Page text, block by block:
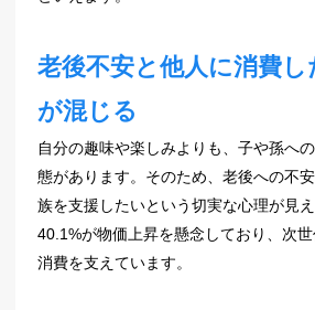
老後不安と他人に消費し
が混じる
自分の趣味や楽しみよりも、子や孫へ
態があります。そのため、老後への不
族を支援したいという切実な心理が見
40.1%が物価上昇を懸念しており、次
消費を支えています。